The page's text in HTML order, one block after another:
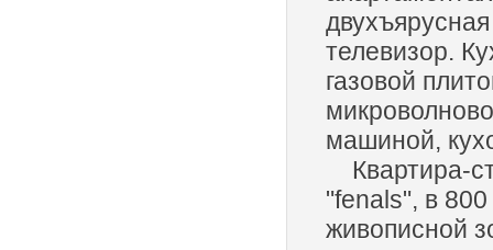
телевизор.
газовой
машиной,
Квартира-
"fenals", в
живописной